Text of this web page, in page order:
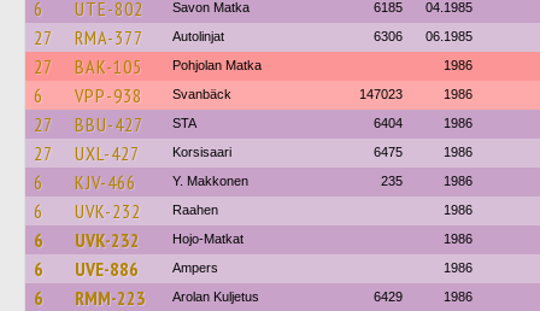
6 UTE-802 Savon Matka 6185 04.1985
27 RMA-377 Autolinjat 6306 06.1985
27 BAK-105 Pohjolan Matka 1986
6 VPP-938 Svanbäck 147023 1986
27 BBU-427 STA 6404 1986
27 UXL-427 Korsisaari 6475 1986
6 KJV-466 Y. Makkonen 235 1986
6 UVK-232 Raahen 1986
6 UVK-232 Hojo-Matkat 1986
6 UVE-886 Ampers 1986
6 RMM-223 Arolan Kuljetus 6429 1986